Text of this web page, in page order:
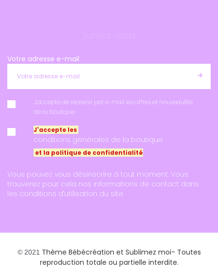
Suivez-nous
Votre adresse e-mail
J'accepte de recevoir par e-mail les offres et nouveautés
de la boutique
J'accepte les
conditions générales de la boutique
et la politique de confidentialité
Vous pouvez vous désinscrire à tout moment. Vous
trouverez pour cela nos informations de contact dans
les conditions d'utilisation du site.
© 2021 Thème Bébécréation et Sublimez moi- Toutes
reproduction totale ou partielle interdite.